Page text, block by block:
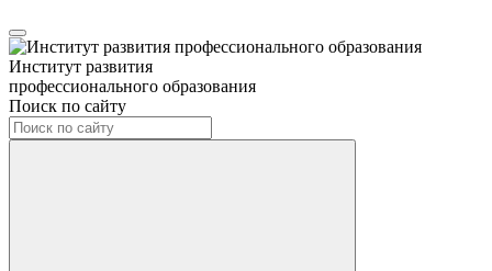
Институт развития
профессионального образования
Поиск по сайту